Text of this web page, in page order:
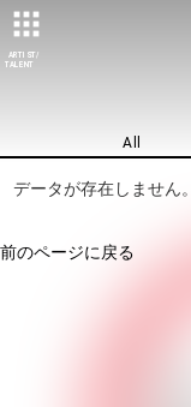
ARTIST/
TALENT
All
データが存在しません。
前のページに戻る